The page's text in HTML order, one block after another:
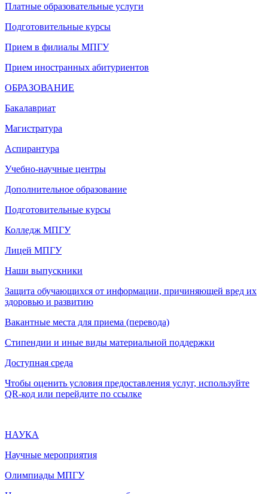
Платные образовательные услуги
Подготовительные курсы
Прием в филиалы МПГУ
Прием иностранных абитуриентов
ОБРАЗОВАНИЕ
Бакалавриат
Магистратура
Аспирантура
Учебно-научные центры
Дополнительное образование
Подготовительные курсы
Колледж МПГУ
Лицей МПГУ
Наши выпускники
Защита обучающихся от информации, причиняющей вред их
здоровью и развитию
Вакантные места для приема (перевода)
Стипендии и иные виды материальной поддержки
Доступная среда
Чтобы оценить условия предоставления услуг, используйте
QR-код или перейдите по ссылке
НАУКА
Научные мероприятия
Олимпиады МПГУ